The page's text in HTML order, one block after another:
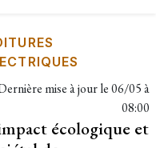
mise à jour le06/05 à
08:00
écologique et